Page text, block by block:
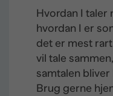
Hvordan I taler
hvordan I er
det er mest
vil tale
samtalen
Brug gerne